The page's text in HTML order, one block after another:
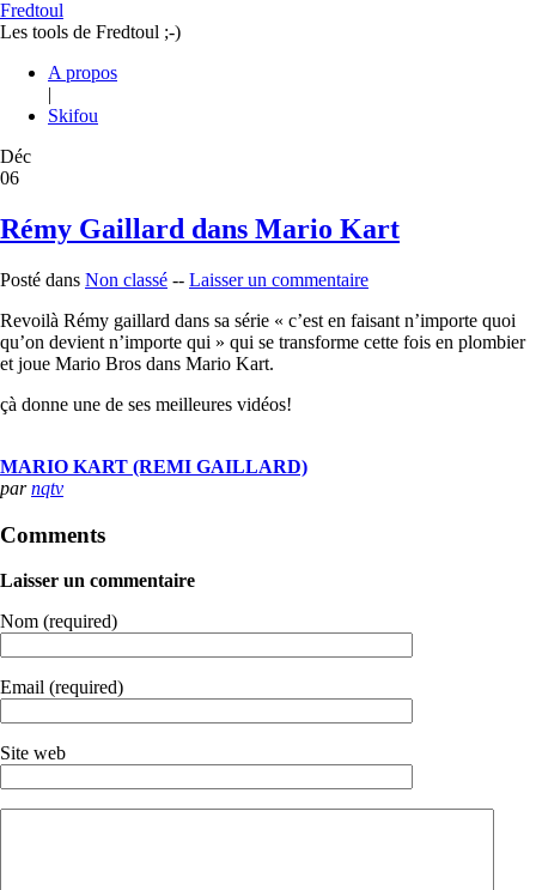
Fredtoul
Les tools de Fredtoul ;-)
A propos
|
Skifou
Déc
06
Rémy Gaillard dans Mario Kart
Posté dans Non classé -- Laisser un commentaire
Revoilà Rémy gaillard dans sa série « c’est en faisant n’importe quoi
qu’on devient n’importe qui » qui se transforme cette fois en plombier
et joue Mario Bros dans Mario Kart.
çà donne une de ses meilleures vidéos!
MARIO KART (REMI GAILLARD)
parnqtv
Comments
Laisser un commentaire
Nom (required)
Email (required)
Site web